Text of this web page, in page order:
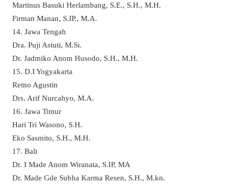
Martinus Basuki Herlambang, S.E., S.H., M.H.
Firman Manan, S.IP., M.A.
14. Jawa Tengah
Dra. Puji Astuti, M.Si.
Dr. Jadmiko Anom Husodo, S.H., M.H.
15. D.I Yogyakarta
Retno Agustin
Drs. Arif Nurcahyo, M.A.
16. Jawa Timur
Hari Tri Wasono, S.H.
Eko Sasmito, S.H., M.H.
17. Bali
Dr. I Made Anom Wiranata, S.IP, MA
Dr. Made Gde Subha Karma Resen, S.H., M.kn.